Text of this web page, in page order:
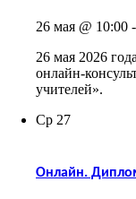
26 мая @ 10:00 -
26 мая 2026
онлайн-
учителей».
Ср 27
Онлайн.